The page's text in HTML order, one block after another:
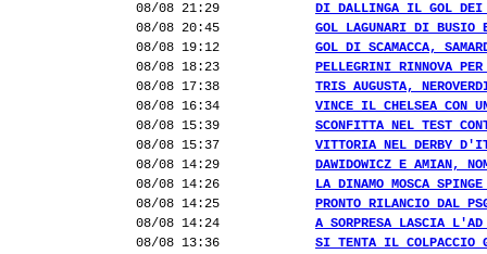
08/08 21:29
DI DALLINGA IL GOL DEI
08/08 20:45
GOL LAGUNARI DI BUSIO
08/08 19:12
GOL DI SCAMACCA,
08/08 18:23
PELLEGRINI RINNOVA PER
08/08 17:38
TRIS AUGUSTA,
08/08 16:34
VINCE IL CHELSEA CON
08/08 15:39
SCONFITTA NEL TEST
08/08 15:37
VITTORIA NEL DERBY
08/08 14:29
DAWIDOWICZ E AMIAN,
08/08 14:26
LA DINAMO MOSCA
08/08 14:25
PRONTO RILANCIO DAL
08/08 14:24
A SORPRESA LASCIA L'AD
08/08 13:36
SI TENTA IL COLPACCIO